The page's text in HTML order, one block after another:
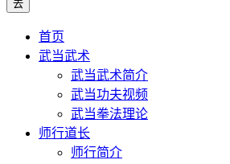
首页
武当武术
武当武术简介
武当功夫视频
武当拳法理论
师行道长
师行简介